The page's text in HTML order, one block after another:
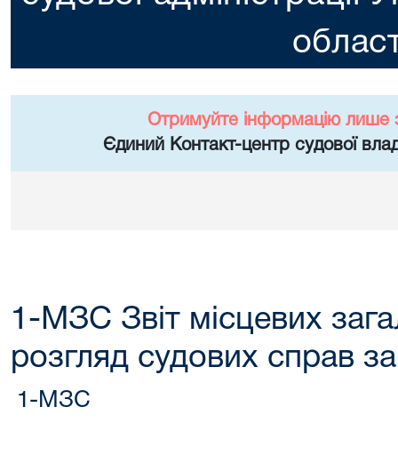
Отримуйте інформацію лише
Єдиний Контакт-центр судової
1-МЗС Звіт місцевих
розгляд судових справ
1-МЗС